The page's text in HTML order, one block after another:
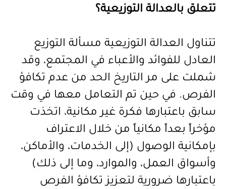
تتعلق بالعدالة التوزيعية؟
تتناول العدالة التوزيعية مسألة التوزيع
العادل للفوائد والأعباء في المجتمع، وقد
شملت على مر التاريخ الحد من عدم تكافؤ
الفرص. في حين تم التعامل معها في وقت
سابق باعتبارها فكرة غير مكانية، اتخذت
مؤخراً بعداً مكانياً من خلال الاعتراف
بإمكانية الوصول (إلى الخدمات، والأماكن،
وأسواق العمل، والموارد، وما إلى ذلك)
باعتبارها ضرورية لتعزيز تكافؤ الفرص